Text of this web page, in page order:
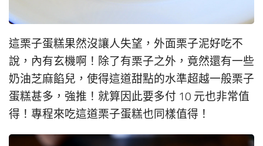
這栗子蛋糕果然沒讓人失望，外面栗子泥好吃不
說，內有玄機啊！除了有栗子之外，竟然還有一些
奶油芝麻餡兒，使得這道甜點的水準超越一般栗子
蛋糕甚多，強推！就算因此要多付 10 元也非常值
得！專程來吃這道栗子蛋糕也同樣值得！